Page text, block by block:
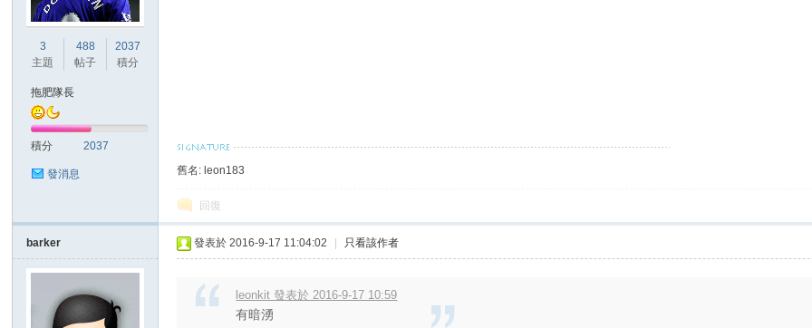
3
主題
488
帖子
2037
積分
拖肥隊長
積分 2037
發消息 舊名: leon183
回復
barker 發表於 2016-9-17 11:04:02 只看該作者
leonkit 發表於 2016-9-17 10:59
有暗湧